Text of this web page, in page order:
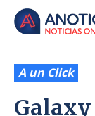
A un Click
Galaxy